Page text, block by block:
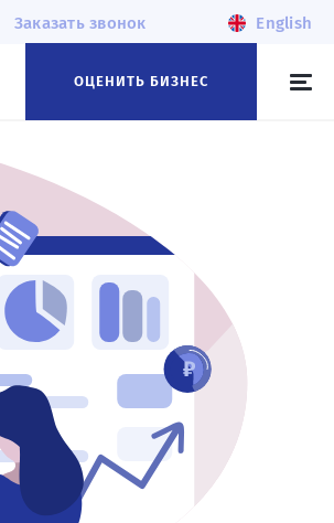
Заказать звонок English
ОЦЕНИТЬ БИЗНЕС